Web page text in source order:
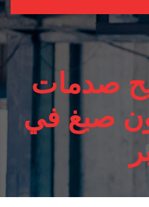
صدمات
صبغ في